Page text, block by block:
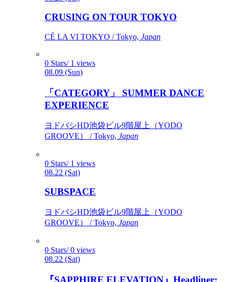
CRUSING ON TOUR TOKYO
CÉ LA VI TOKYO / Tokyo, Japan
0 Stars/ 1 views
08.09 (Sun)
「CATEGORY」 SUMMER DANCE
EXPERIENCE
ヨドバシHD池袋ビル9階屋上（YODO
GROOVE） / Tokyo, Japan
0 Stars/ 1 views
08.22 (Sat)
SUBSPACE
ヨドバシHD池袋ビル9階屋上（YODO
GROOVE） / Tokyo, Japan
0 Stars/ 0 views
08.22 (Sat)
『SAPPHIRE ELEVATION』Headliner: